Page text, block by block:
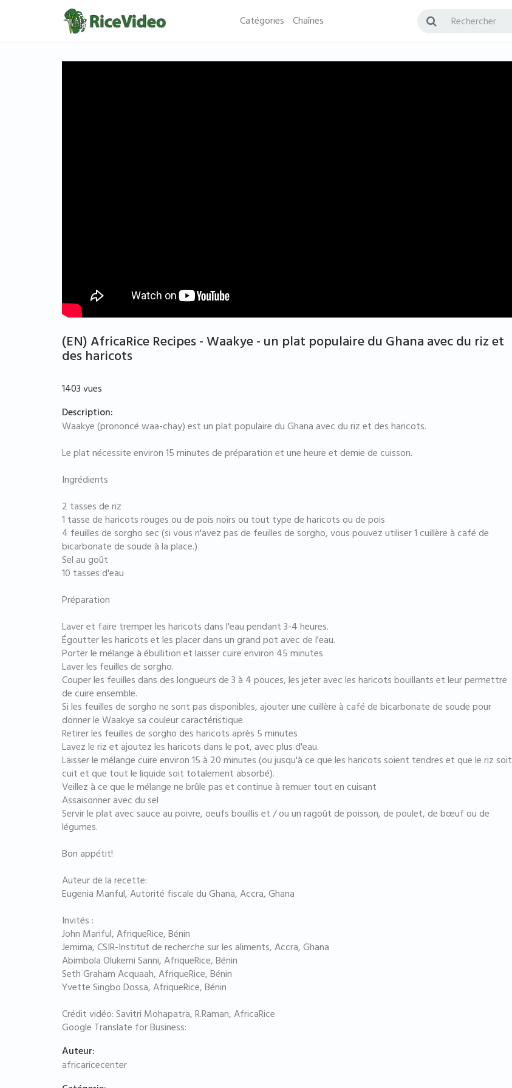
Catégories Chaînes
(EN) AfricaRice Recipes - Waakye - un plat populaire du Ghana avec du riz et
des haricots
1403 vues
Description:
Waakye (prononcé waa-chay) est un plat populaire du Ghana avec du riz et des haricots.
Le plat nécessite environ 15 minutes de préparation et une heure et demie de cuisson.
Ingrédients
2 tasses de riz
1 tasse de haricots rouges ou de pois noirs ou tout type de haricots ou de pois
4 feuilles de sorgho sec (si vous n'avez pas de feuilles de sorgho, vous pouvez utiliser 1 cuillère à café de
bicarbonate de soude à la place.)
Sel au goût
10 tasses d'eau
Préparation
Laver et faire tremper les haricots dans l'eau pendant 3-4 heures.
Égoutter les haricots et les placer dans un grand pot avec de l'eau.
Porter le mélange à ébullition et laisser cuire environ 45 minutes
Laver les feuilles de sorgho.
Couper les feuilles dans des longueurs de 3 à 4 pouces, les jeter avec les haricots bouillants et leur permettre
de cuire ensemble.
Si les feuilles de sorgho ne sont pas disponibles, ajouter une cuillère à café de bicarbonate de soude pour
donner le Waakye sa couleur caractéristique.
Retirer les feuilles de sorgho des haricots après 5 minutes
Lavez le riz et ajoutez les haricots dans le pot, avec plus d'eau.
Laisser le mélange cuire environ 15 à 20 minutes (ou jusqu'à ce que les haricots soient tendres et que le riz soit
cuit et que tout le liquide soit totalement absorbé).
Veillez à ce que le mélange ne brûle pas et continue à remuer tout en cuisant
Assaisonner avec du sel
Servir le plat avec sauce au poivre, oeufs bouillis et / ou un ragoût de poisson, de poulet, de bœuf ou de
légumes.
Bon appétit!
Auteur de la recette:
Eugenia Manful, Autorité fiscale du Ghana, Accra, Ghana
Invités :
John Manful, AfriqueRice, Bénin
Jemima, CSIR-Institut de recherche sur les aliments, Accra, Ghana
Abimbola Olukemi Sanni, AfriqueRice, Bénin
Seth Graham Acquaah, AfriqueRice, Bénin
Yvette Singbo Dossa, AfriqueRice, Bénin
Crédit vidéo: Savitri Mohapatra, R.Raman, AfricaRice
Google Translate for Business:
Auteur:
africaricecenter